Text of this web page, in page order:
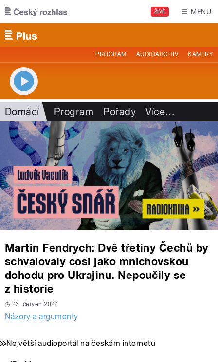
Přejít k hlavnímu obsahu
ŽIVĚ MENU
PROGRAM AUDIOARCHIV KAMERY
Domácí Program Pořady Více…
Martin Fendrych: Dvě třetiny Čechů by
schvalovaly cosi jako mnichovskou
dohodu pro Ukrajinu. Nepoučily se
z historie
23. červen 2024
Názory a argumenty
Největší audioportál na českém internetu